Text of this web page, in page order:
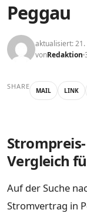
Peggau
aktualisiert:
vonRedaktion
SHARE MAIL LINK
Vergleich
Auf der Suche
Stromvertrag in